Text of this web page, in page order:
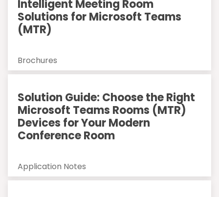
Intelligent Meeting Room
Solutions for Microsoft Teams
(MTR)
Brochures
Solution Guide: Choose the Right
Microsoft Teams Rooms (MTR)
Devices for Your Modern
Conference Room
Application Notes